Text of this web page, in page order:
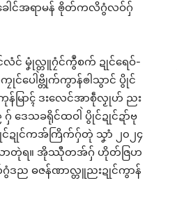
ခေါင်အရာမန် ၜိုတ်ကလိဂွံလဝ်ဂှ်
ြုင်လံင် မၞုံလ္တူဂၠံင်ကွဳစက် ဍုင်ရေဝ်-
ပေါဲဗ္တိုက်ကွာန်ၜါသွာင် ပွိုင်
န်မြာၚ် ဒးလေင်အာစဵုလၟုဟ် ညး
ဂှ် ဒေသခရိုင်ထဝါဲ ပွိုင်ဍုင်ဍာ်ဗု
ပွိုင်ဍုင်ကအ်ကြိက်ဂှ်တုဲ သၞာံ ၂၀၂၄
သာတုဲရ။ အိုဿီုတအ်ဂှ် ဟိုတ်ဇြဟ
ဒည ဓဇန်ဏာလ္တူညးဍုင်ကွာန်